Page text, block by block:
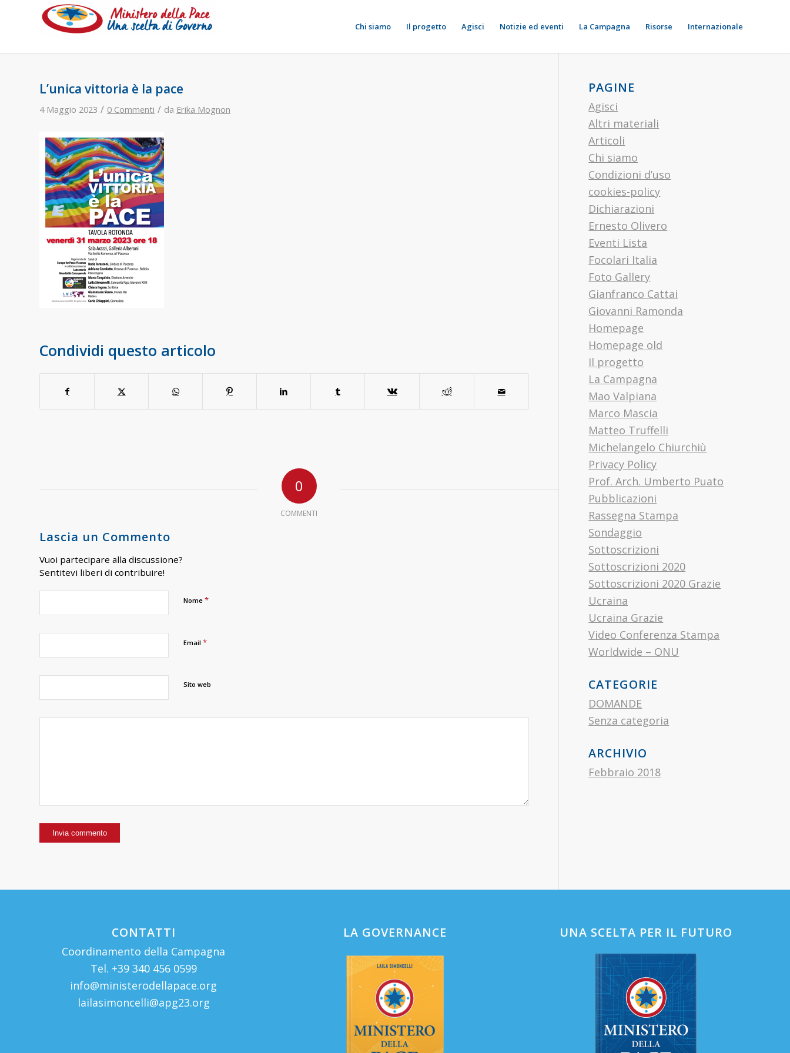
Chi siamo Il progetto Agisci Notizie ed eventi La Campagna Risorse Internazionale
L’unica vittoria è la pace
4 Maggio 2023 / 0 Commenti / da Erika Mognon
Condividi questo articolo
0
COMMENTI
Lascia un Commento
Vuoi partecipare alla discussione?
Sentitevi liberi di contribuire!
Nome *
Email *
Sito web
PAGINE
Agisci
Altri materiali
Articoli
Chi siamo
Condizioni d’uso
cookies-policy
Dichiarazioni
Ernesto Olivero
Eventi Lista
Focolari Italia
Foto Gallery
Gianfranco Cattai
Giovanni Ramonda
Homepage
Homepage old
Il progetto
La Campagna
Mao Valpiana
Marco Mascia
Matteo Truffelli
Michelangelo Chiurchiù
Privacy Policy
Prof. Arch. Umberto Puato
Pubblicazioni
Rassegna Stampa
Sondaggio
Sottoscrizioni
Sottoscrizioni 2020
Sottoscrizioni 2020 Grazie
Ucraina
Ucraina Grazie
Video Conferenza Stampa
Worldwide – ONU
CATEGORIE
DOMANDE
Senza categoria
ARCHIVIO
Febbraio 2018
CONTATTI
Coordinamento della Campagna
Tel. +39 340 456 0599
info@ministerodellapace.org
lailasimoncelli@apg23.org
LA GOVERNANCE UNA SCELTA PER IL FUTURO